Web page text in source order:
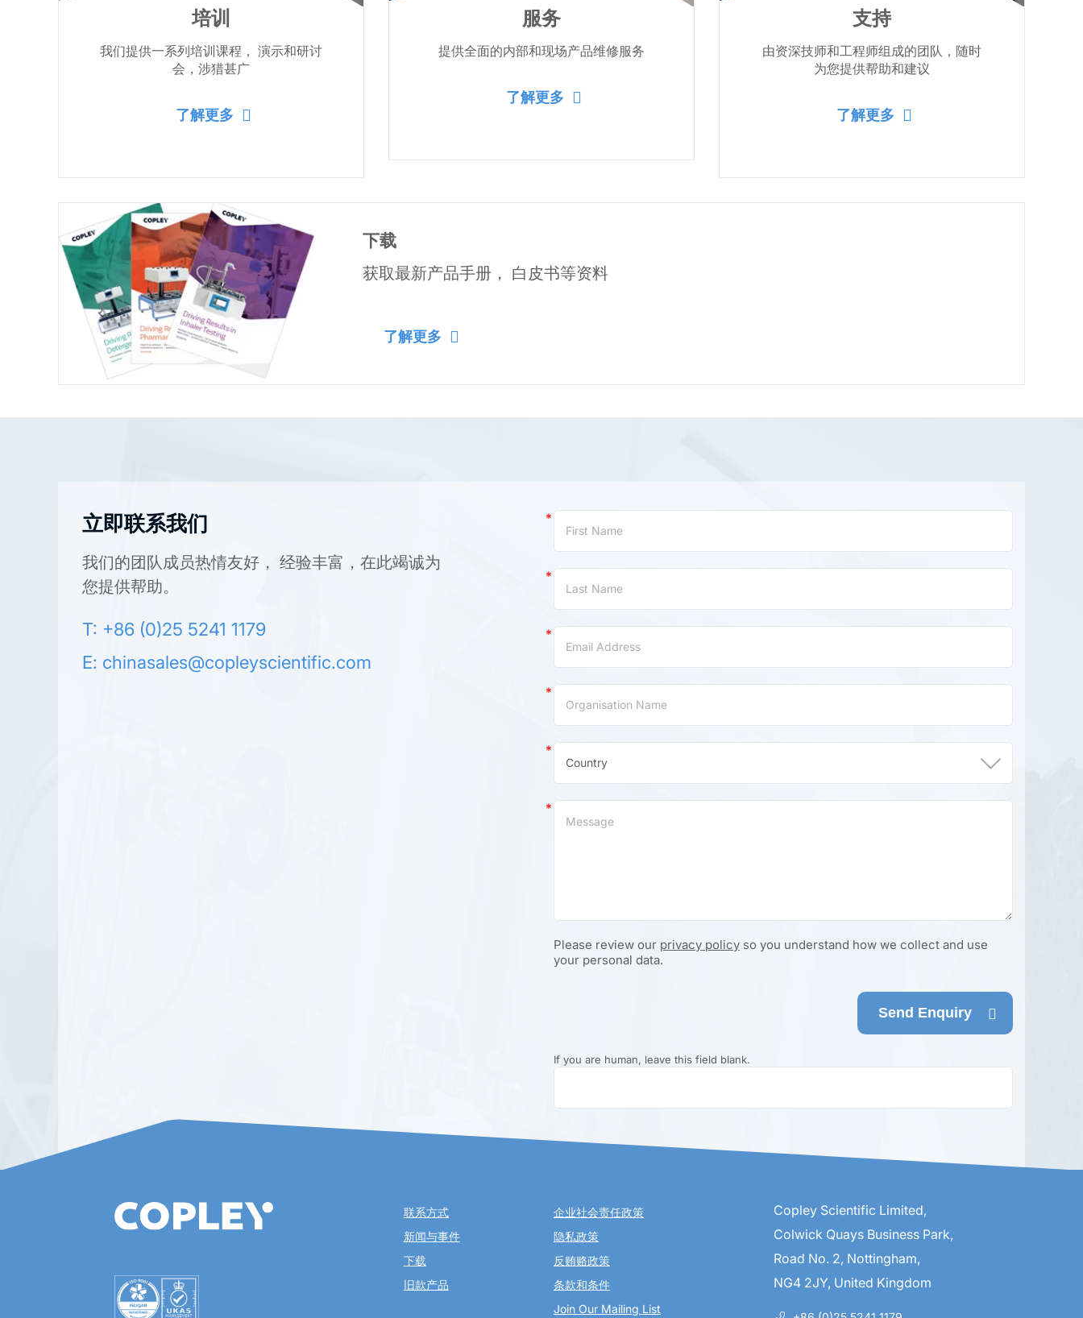
培训
我们提供一系列培训课程， 演示和研讨
会，涉猎甚广
了解更多
服务
提供全面的内部和现场产品维修服务
了解更多
支持
由资深技师和工程师组成的团队，随时
为您提供帮助和建议
了解更多
下载
获取最新产品手册， 白皮书等资料
了解更多
立即联系我们
我们的团队成员热情友好， 经验丰富，在此竭诚为
您提供帮助。
T: +86 (0)25 5241 1179
E: chinasales@copleyscientific.com
Us
(China)
Please review our privacy policy so you understand how we collect and use
your personal data.
Send Enquiry
If you are human, leave this field blank.
联系方式
新闻与事件
下载
旧款产品
企业社会责任政策
隐私政策
反贿赂政策
条款和条件
Join Our Mailing List
Copley Scientific Limited,
Colwick Quays Business Park,
Road No. 2, Nottingham,
NG4 2JY, United Kingdom